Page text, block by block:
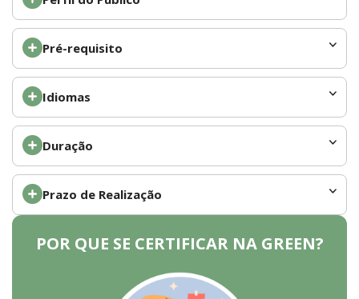
Pré-requisito
Idiomas
Duração
Prazo de Realização
POR QUE SE CERTIFICAR NA GREEN?